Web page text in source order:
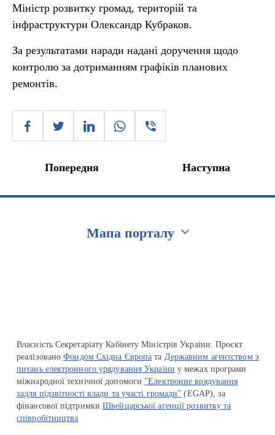
Міністр розвитку громад, територій та
інфраструктури Олександр Кубраков.
За результатами наради надані доручення щодо
контролю за дотриманням графіків планових
ремонтів.
Попередня Наступна
Мапа порталу
Власність Секретаріату Кабінету Міністрів України. Проєкт
реалізованоФондом Східна Європа та Державним агентством з
питань електронного урядування України у межах програми
міжнародної технічної допомоги "Електронне врядування
задля підзвітності влади та участі громади" (EGAP), за
фінансової підтримкиШвейцарської агенції розвитку та
співробітництва